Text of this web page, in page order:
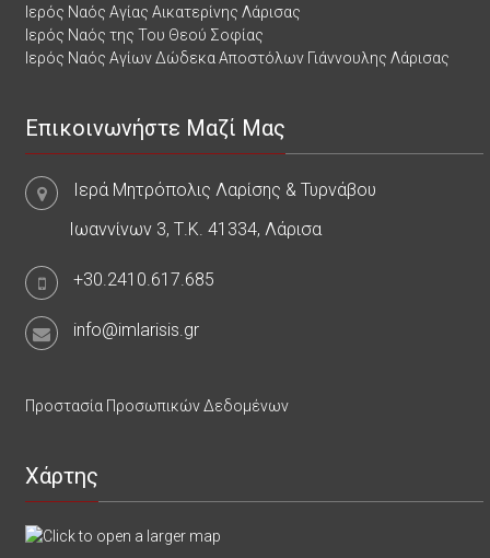
Ιερός Ναός Αγίας Αικατερίνης Λάρισας
Ιερός Ναός της Του Θεού Σοφίας
Ιερός Ναός Αγίων Δώδεκα Αποστόλων Γιάννουλης Λάρισας
Επικοινωνήστε Μαζί Μας
Ιερά Μητρόπολις Λαρίσης & Τυρνάβου
Ιωαννίνων 3, Τ.Κ. 41334, Λάρισα
+30.2410.617.685
info@imlarisis.gr
Προστασία Προσωπικών Δεδομένων
Χάρτης